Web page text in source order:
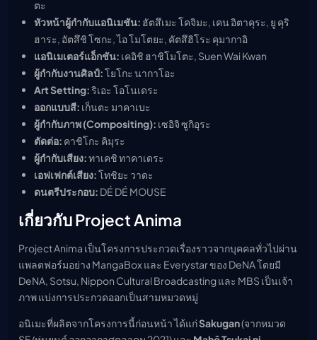
ตะ
หัวหน้าผู้กำกับแอนิเมชัน: ฮัตสึเมะ โคจิมะ, เคน อิตาคุระ, ยู คุริ
ฮาระ, อัตสึชิ โซกะ, ไอ โมโตยะ, คัตสึฮิโระ คุมากาอิ
แอนิเมเตอร์แอ็กชัน: เคอิชิ ฮาชิโมโตะ, Suen Wai Kwan
ผู้กำกับงานศิลป์:โยโกะ นากาโอะ
Art Setting:ริเอะ โอโนเดระ
ออกแบบสี: เก็นตะ มาคาเบะ
ผู้กำกับภาพ (Compositing): เซอิจิ ซูกิอุระ
ตัดต่อ: คาชิโกะ คิมุระ
ผู้กำกับเสียง:ทาเคชิ ทาคาเดระ
เอฟเฟกต์เสียง:โทชิยะ วาดะ
ดนตรีประกอบ: DÉ DÉ MOUSE
เกี่ยวกับ Project Anima
Project Anima เป็นโครงการประกวดเรื่องราวจากบุคคลทั่วไปผ่าน
แพลตฟอร์มอย่าง MangaBox และ Everystar ของ DeNA โดยมี
DeNA, Sotsu, Nippon Cultural Broadcasting และ MBS เป็นเจ้า
ภาพ แบ่งการประกวดออกเป็นสามหมวดหมู่
อนิเมะที่ผลิตจากโครงการนี้ก่อนหน้า ได้แก่Sakugan(จากหมวด